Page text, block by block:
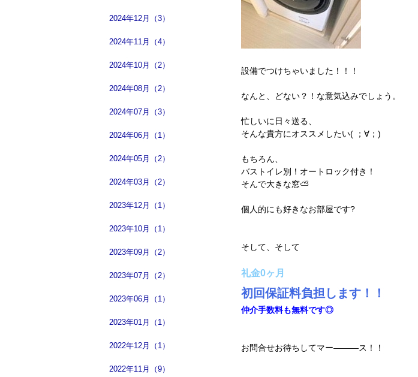
2024年12月（3）
2024年11月（4）
2024年10月（2）
2024年08月（2）
2024年07月（3）
2024年06月（1）
2024年05月（2）
2024年03月（2）
2023年12月（1）
2023年10月（1）
2023年09月（2）
2023年07月（2）
2023年06月（1）
2023年01月（1）
2022年12月（1）
2022年11月（9）
設備でつけちゃいました！！！
なんと、どない？！な意気込みでしょう。
忙しいに日々送る、
そんな貴方にオススメしたい( ；∀；)
もちろん、
バストイレ別！オートロック付き！
そんで大きな窓⛅
個人的にも好きなお部屋です?
そして、そして
礼金0ヶ月
初回保証料負担します！！
仲介手数料も無料です◎
お問合せお待ちしてマー―――ス！！